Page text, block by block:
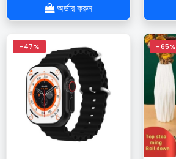
অর্ডার করুন
-47% -65%